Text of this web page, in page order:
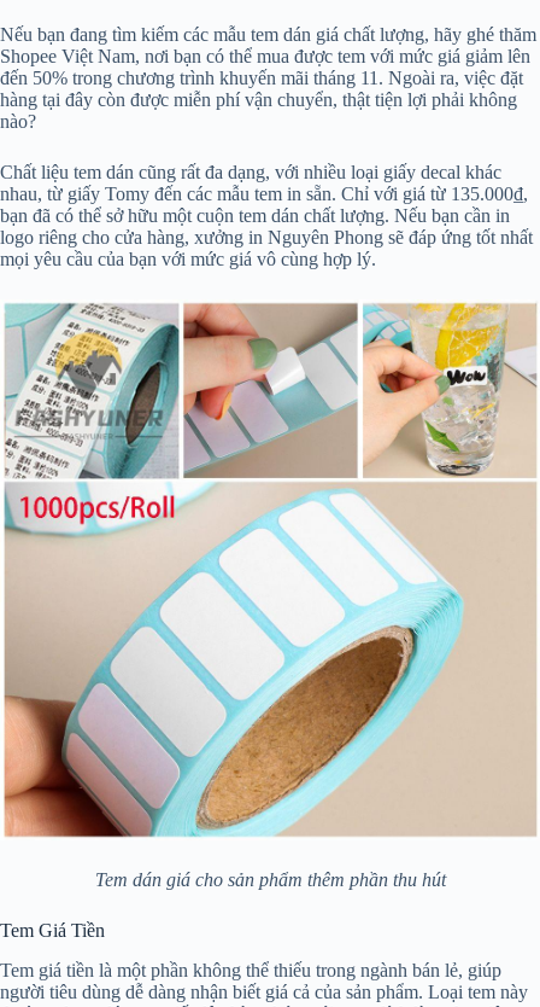
Nếu bạn đang tìm kiếm các mẫu tem dán giá chất lượng, hãy ghé thăm
Shopee Việt Nam, nơi bạn có thể mua được tem với mức giá giảm lên
đến 50% trong chương trình khuyến mãi tháng 11. Ngoài ra, việc đặt
hàng tại đây còn được miễn phí vận chuyển, thật tiện lợi phải không
nào?
Chất liệu tem dán cũng rất đa dạng, với nhiều loại giấy decal khác
nhau, từ giấy Tomy đến các mẫu tem in sẵn. Chỉ với giá từ 135.000₫,
bạn đã có thể sở hữu một cuộn tem dán chất lượng. Nếu bạn cần in
logo riêng cho cửa hàng, xưởng in Nguyên Phong sẽ đáp ứng tốt nhất
mọi yêu cầu của bạn với mức giá vô cùng hợp lý.
Tem dán giá cho sản phẩm thêm phần thu hút
Tem Giá Tiền
Tem giá tiền là một phần không thể thiếu trong ngành bán lẻ, giúp
người tiêu dùng dễ dàng nhận biết giá cả của sản phẩm. Loại tem này